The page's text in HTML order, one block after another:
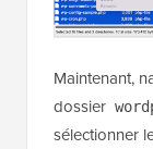
Maintenant,
dossier
sélectionner